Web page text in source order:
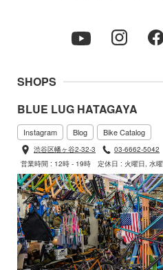
SHOPS
BLUE LUG HATAGAYA
Instagram Blog Bike Catalog
渋谷区幡ヶ谷2-32-3
03-6662-5042
営業時間 : 12時 - 19時
定休日 : 火曜日, 水